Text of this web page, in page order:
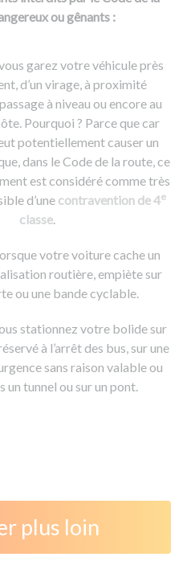
ou gênants :
garez votre véhicule près
d’un virage, à proximité
à niveau ou encore au
Pourquoi ? Parce que car
potentiellement causer un
dans le Code de la route, ce
est considéré comme très
d’une contravention de 4e
classe.
votre voiture cache un
routière, empiète sur
ou une bande cyclable.
stationnez votre bolide sur
à l’arrêt des bus, sur une
sans raison valable ou
un tunnel ou sur un pont.
plus loin